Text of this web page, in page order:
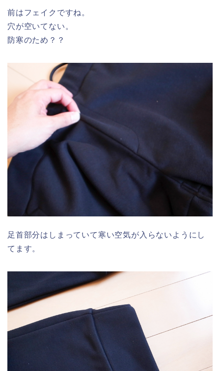
前はフェイクですね。
穴が空いてない。
防寒のため？？
足首部分はしまっていて寒い空気が入らないようにし
てます。